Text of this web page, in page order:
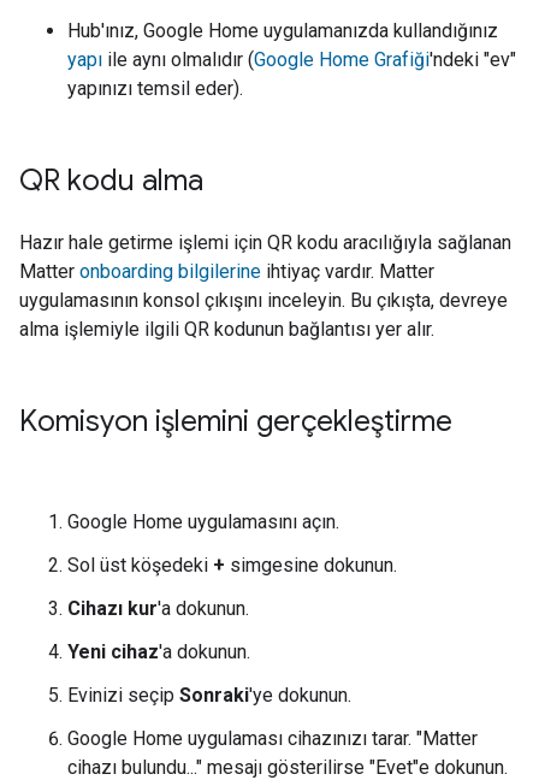
Hub'ınız, Google Home uygulamanızda kullandığınız
yapı ile aynı olmalıdır (Google Home Grafiği'ndeki "ev"
yapınızı temsil eder).
QR kodu alma
Hazır hale getirme işlemi için QR kodu aracılığıyla sağlanan
Matter onboarding bilgilerine ihtiyaç vardır. Matter
uygulamasının konsol çıkışını inceleyin. Bu çıkışta, devreye
alma işlemiyle ilgili QR kodunun bağlantısı yer alır.
Komisyon işlemini gerçekleştirme
Google Home uygulamasını açın.
Sol üst köşedeki + simgesine dokunun.
Cihazı kur'a dokunun.
Yeni cihaz'a dokunun.
Evinizi seçip Sonraki'ye dokunun.
Google Home uygulaması cihazınızı tarar. "Matter
cihazı bulundu..." mesajı gösterilirse "Evet"e dokunun.